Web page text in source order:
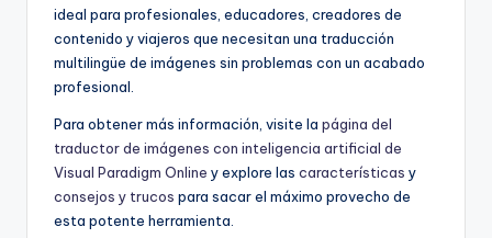
ideal para profesionales, educadores, creadores de
contenido y viajeros que necesitan una traducción
multilingüe de imágenes sin problemas con un acabado
profesional.
Para obtener más información, visite la página del
traductor de imágenes con inteligencia artificial de
Visual Paradigm Online y explore las características y
consejos y trucos para sacar el máximo provecho de
esta potente herramienta.